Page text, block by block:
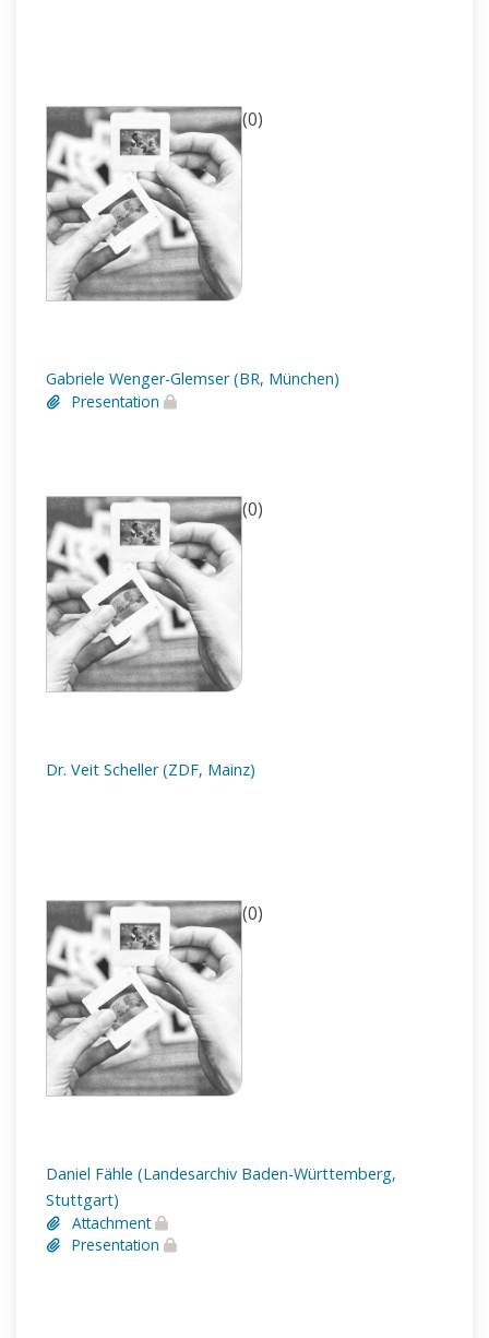
(0)
Gabriele Wenger-Glemser (BR, München)
Presentation
(0)
Dr. Veit Scheller (ZDF, Mainz)
(0)
Daniel Fähle (Landesarchiv Baden-Württemberg,
Stuttgart)
Attachment
Presentation